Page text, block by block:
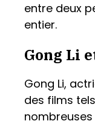
entre deux
entier.
Gong Li
Gong Li,
des films